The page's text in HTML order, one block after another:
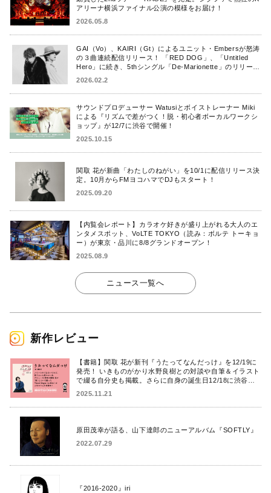
アリーナ横浜ファイナル公演の模様をお届け！
2026.05.8
GAI（Vo）、KAIRI（Gt）によるユニット・Embersが怒涛
の３曲連続配信リリース！ 「RED DOG」、「Untitled
Hero」に続き、5thシングル「De-Marionette」のリリース
2026.02.2
サウンドプロデューサー Watusiとボイストレーナー Miki
による『リズムで差がつく！脱・初心者ボーカルワークシ
ョップ』が12/7に渋谷で開催！
2025.10.15
関取 花が新曲「わたしのねがい」を10/1に配信リリース決
定。10月からFMヨコハマでDJもスタート！
2025.09.20
【内覧会レポート】カラオケ好きが盛り上がれる大人のエ
ンタメスポット、VoLTE TOKYO（読み：ボルテ トーキョ
ー）が東京・品川に8/8グランドオープン！
2025.08.9
ニュース一覧へ
新作レビュー
【書籍】関取 花が新刊『うたってなんだっけ』を12/19に
発売！ いきものがかり水野良樹との対談や自筆＆イラスト
で綴る自分史も掲載。さらに自身の誕生日12/18に渋谷で
2025.11.21
原田茂幸が語る、山下達郎のニューアルバム『SOFTLY』
2022.07.29
『2016-2020』iri